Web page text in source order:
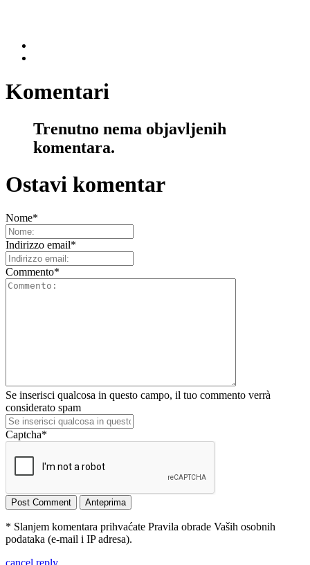
Komentari
Trenutno nema objavljenih
komentara.
Ostavi komentar
Nome*
Indirizzo email*
Commento*
Se inserisci qualcosa in questo campo, il tuo commento verrà
considerato spam
Captcha*
* Slanjem komentara prihvaćate Pravila obrade Vaših osobnih
podataka (e-mail i IP adresa).